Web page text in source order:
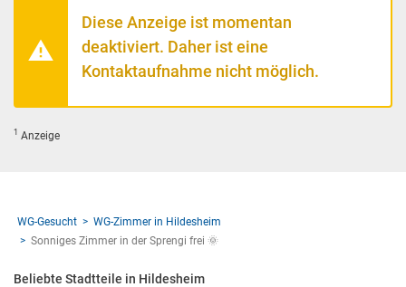
Diese Anzeige ist momentan
deaktiviert. Daher ist eine
Kontaktaufnahme nicht möglich.
1 Anzeige
WG-Gesucht
WG-Zimmer in Hildesheim
Sonniges Zimmer in der Sprengi frei 🌞
Beliebte Stadtteile in Hildesheim